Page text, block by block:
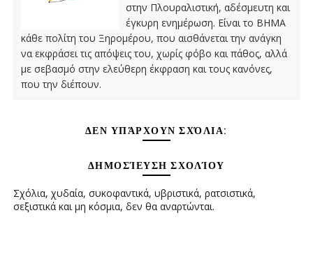
στην Πλουραλιστική, αδέσμευτη και
έγκυρη ενημέρωση. Είναι το ΒΗΜΑ
κάθε πολίτη του Ξηρομέρου, που αισθάνεται την ανάγκη
να εκφράσει τις απόψεις του, χωρίς φόβο και πάθος, αλλά
με σεβασμό στην ελεύθερη έκφραση και τους κανόνες,
που την διέπουν.
ΔΕΝ ΥΠΆΡΧΟΥΝ ΣΧΌΛΙΑ:
ΔΗΜΟΣΊΕΥΣΗ ΣΧΟΛΊΟΥ
Σχόλια, χυδαία, συκοφαντικά, υβριστικά, ρατσιστικά,
σεξιστικά και μη κόσμια, δεν θα αναρτώνται.